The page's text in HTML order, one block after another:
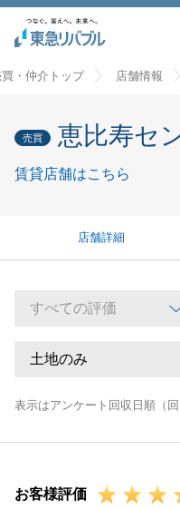
・仲介トップ 店舗情報
売買 恵比寿セ
賃貸店舗はこちら
店舗詳細
表示はアンケート回収日順（
お客様評価